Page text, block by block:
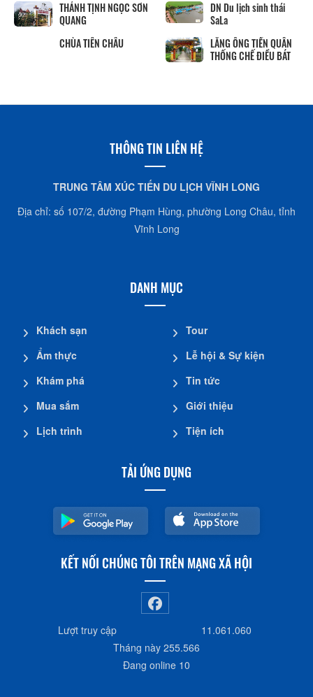
THÁNH TỊNH NGỌC SƠN
QUANG
DN Du lịch sinh thái
SaLa
CHÙA TIÊN CHÂU
LĂNG ÔNG TIỀN QUÂN
THỐNG CHẾ ĐIỀU BÁT
THÔNG TIN LIÊN HỆ
TRUNG TÂM XÚC TIẾN DU LỊCH VĨNH LONG
Địa chỉ: số 107/2, đường Phạm Hùng, phường Long Châu, tỉnh
Vĩnh Long
DANH MỤC
Khách sạn
Ẩm thực
Khám phá
Mua sắm
Lịch trình
Tour
Lễ hội & Sự kiện
Tin tức
Giới thiệu
Tiện ích
TẢI ỨNG DỤNG
KẾT NỐI CHÚNG TÔI TRÊN MẠNG XÃ HỘI
Lượt truy cập
11.061.060
Tháng này 255.566
Đang online 10